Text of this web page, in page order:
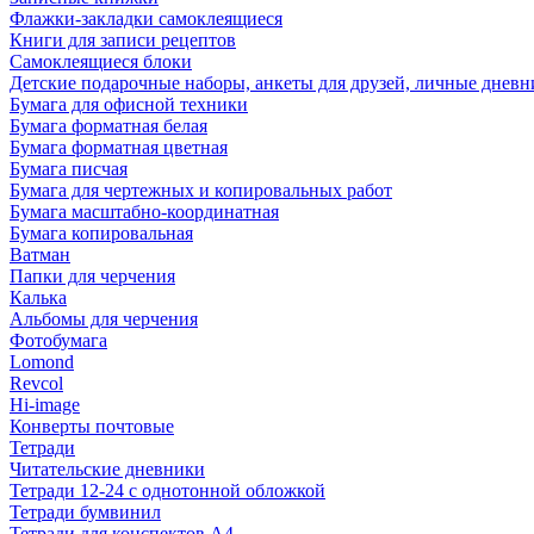
Флажки-закладки самоклеящиеся
Книги для записи рецептов
Самоклеящиеся блоки
Детские подарочные наборы, анкеты для друзей, личные
Бумага для офисной техники
Бумага форматная белая
Бумага форматная цветная
Бумага писчая
Бумага для чертежных и копировальных работ
Бумага масштабно-координатная
Бумага копировальная
Ватман
Папки для черчения
Калька
Альбомы для черчения
Фотобумага
Lomond
Revcol
Hi-image
Конверты почтовые
Тетради
Читательские дневники
Тетради 12-24 с однотонной обложкой
Тетради бумвинил